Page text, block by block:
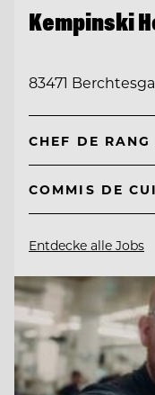
Kempinski
83471
CHEF DE
COMMIS DE
Entdecke alle Jobs